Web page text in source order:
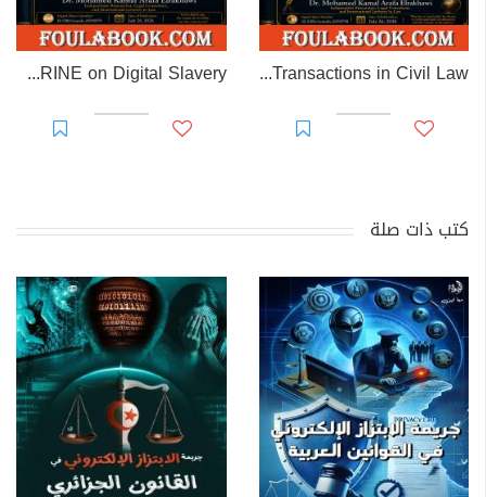
EL RAKHAWI MIND on the Doctrine of Simulation and Sham Transactions in Civil Law
EL-RAKHAWI DOCTRINE on Digital Slavery
كتب ذات صلة